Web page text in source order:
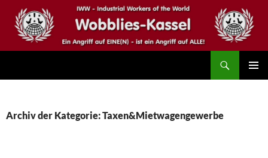
Inhalt
springen
Archiv der Kategorie: Taxen&Mietwagengewerbe